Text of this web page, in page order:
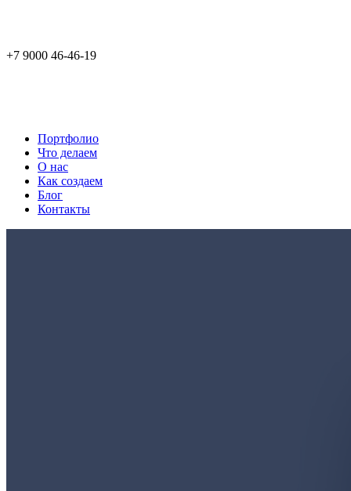
+7 9000 46-46-19
Портфолио
Что делаем
О нас
Как создаем
Блог
Контакты